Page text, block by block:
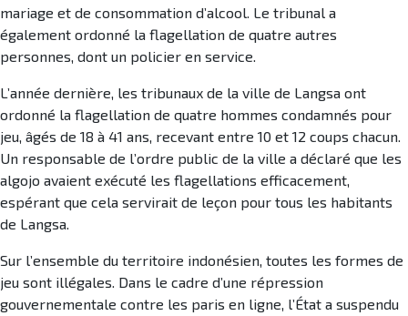
mariage et de consommation d’alcool. Le tribunal a
également ordonné la flagellation de quatre autres
personnes, dont un policier en service.
L’année dernière, les tribunaux de la ville de Langsa ont
ordonné la flagellation de quatre hommes condamnés pour
jeu, âgés de 18 à 41 ans, recevant entre 10 et 12 coups chacun.
Un responsable de l’ordre public de la ville a déclaré que les
algojo avaient exécuté les flagellations efficacement,
espérant que cela servirait de leçon pour tous les habitants
de Langsa.
Sur l’ensemble du territoire indonésien, toutes les formes de
jeu sont illégales. Dans le cadre d’une répression
gouvernementale contre les paris en ligne, l’État a suspendu